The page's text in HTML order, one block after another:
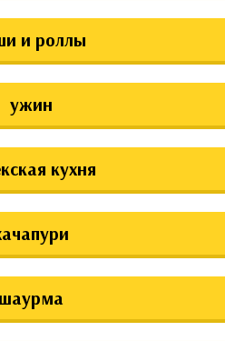
и роллы
ужин
кухня